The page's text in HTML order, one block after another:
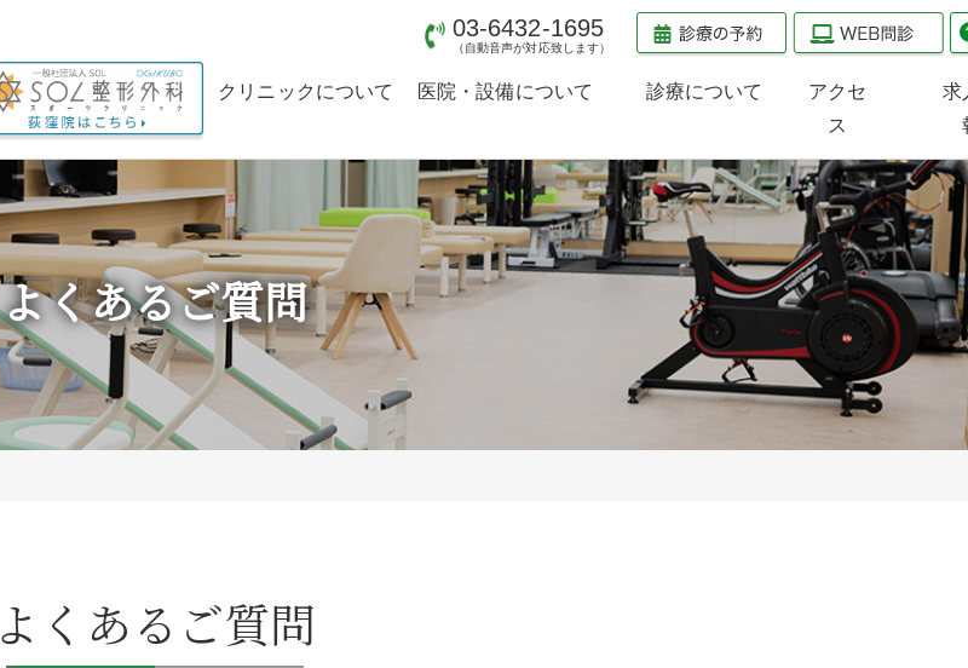
クリニックについて
当院の特長
理事長からのメッセー
ジ
求人情報
医院・設備について
検査治療機器のご案内
診療について
当院の受診方法
整形外科
スポーツ整形外科
スポーツ内科
アクセ
ス
求
03-6432-1695
（自動音声が対応致します）
よくあるご質問
よくあるご質問